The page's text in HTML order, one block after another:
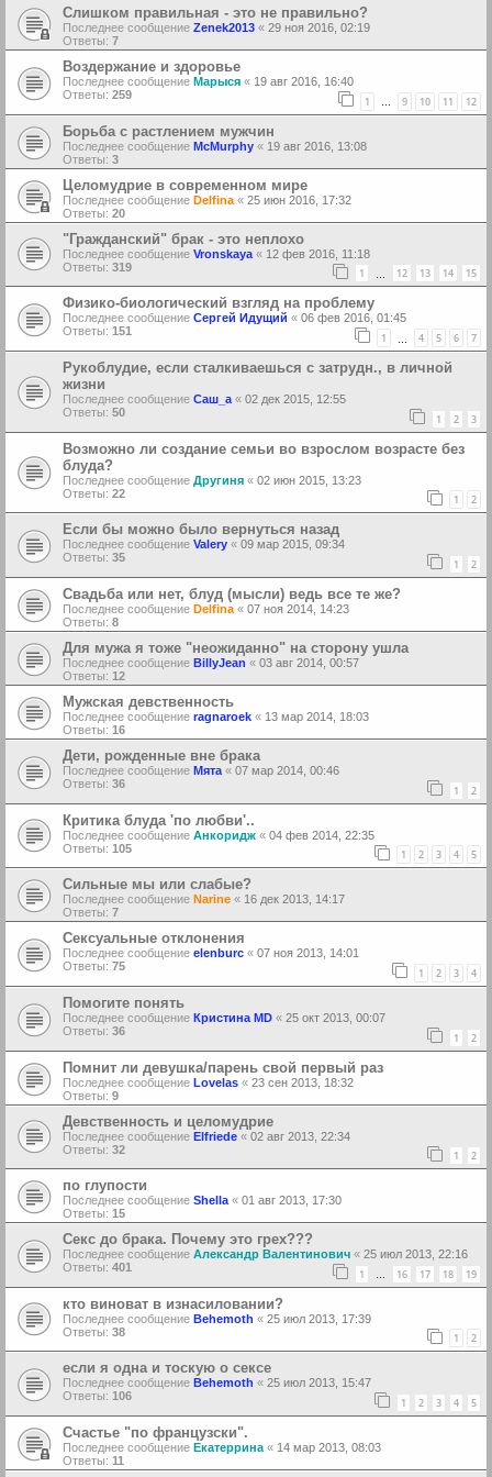
Слишком правильная - это не правильно?
Последнее сообщение Zenek2013 « 29 ноя 2016, 02:19
Ответы: 7
Воздержание и здоровье
Последнее сообщение Марыся « 19 авг 2016, 16:40
Ответы: 259 1 … 9 10 11 12
Борьба с растлением мужчин
Последнее сообщение McMurphy « 19 авг 2016, 13:08
Ответы: 3
Целомудрие в современном мире
Последнее сообщение Delfina « 25 июн 2016, 17:32
Ответы: 20
"Гражданский" брак - это неплохо
Последнее сообщение Vronskaya « 12 фев 2016, 11:18
Ответы: 319 1 12 13 14 15
Физико-биологический взгляд на проблему
Последнее сообщение Сергей Идущий « 06 фев 2016, 01:45
Ответы: 151 1 4 5 6 7
Рукоблудие, если сталкиваешься с затрудн., в личной
жизни
Последнее сообщение Саш_а « 02 дек 2015, 12:55
Ответы: 50 1 2 3
Возможно ли создание семьи во взрослом возрасте без
блуда?
Последнее сообщение Другиня « 02 июн 2015, 13:23
Ответы: 22 1 2
Если бы можно было вернуться назад
Последнее сообщение Valery « 09 мар 2015, 09:34
Ответы: 35 1 2
Свадьба или нет, блуд (мысли) ведь все те же?
Последнее сообщение Delfina « 07 ноя 2014, 14:23
Ответы: 8
Для мужа я тоже "неожиданно" на сторону ушла
Последнее сообщение BillyJean « 03 авг 2014, 00:57
Ответы: 12
Мужская девственность
Последнее сообщение ragnaroek « 13 мар 2014, 18:03
Ответы: 16
Дети, рожденные вне брака
Последнее сообщение Мята « 07 мар 2014, 00:46
Ответы: 36 1 2
Критика блуда 'по любви'..
Последнее сообщение Анкоридж « 04 фев 2014, 22:35
Ответы: 105 1 2 3 4 5
Сильные мы или слабые?
Последнее сообщение Narine « 16 дек 2013, 14:17
Ответы: 7
Сексуальные отклонения
Последнее сообщение elenburc « 07 ноя 2013, 14:01
Ответы: 75 1 2 3 4
Помогите понять
Последнее сообщение Кристина MD « 25 окт 2013, 00:07
Ответы: 36 1 2
Помнит ли девушка/парень свой первый раз
Последнее сообщение Lovelas « 23 сен 2013, 18:32
Ответы: 9
Девственность и целомудрие
Последнее сообщение Elfriede « 02 авг 2013, 22:34
Ответы: 32 1 2
по глупости
Последнее сообщение Shella « 01 авг 2013, 17:30
Ответы: 15
Секс до брака. Почему это грех???
Последнее сообщение Александр Валентинович « 25 июл 2013, 22:16
Ответы: 401 1 … 16 17 18 19
кто виноват в изнасиловании?
Последнее сообщение Behemoth « 25 июл 2013, 17:39
Ответы: 38 1 2
если я одна и тоскую о сексе
Последнее сообщение Behemoth « 25 июл 2013, 15:47
Ответы: 106 1 2 3 4 5
Счастье "по французски".
Последнее сообщение Екатеррина « 14 мар 2013, 08:03
Ответы: 11